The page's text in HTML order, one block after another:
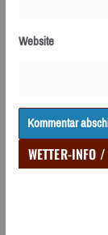
Website
WETTER-INFO